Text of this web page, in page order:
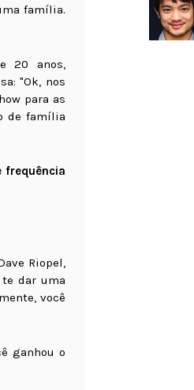
família.
20 anos,
"Ok, nos
para as
de família
frequência
Riopel,
dar uma
você
ganhou o